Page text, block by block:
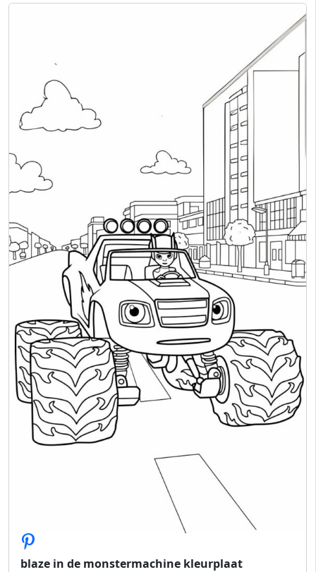
blaze in de monstermachine kleurplaat